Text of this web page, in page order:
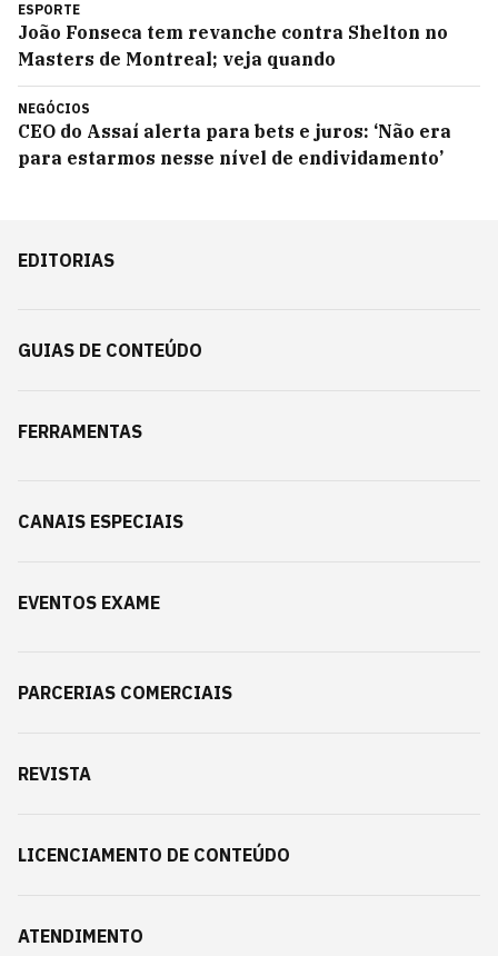
ESPORTE
João Fonseca tem revanche contra Shelton no
Masters de Montreal; veja quando
NEGÓCIOS
CEO do Assaí alerta para bets e juros: ‘Não era
para estarmos nesse nível de endividamento’
EDITORIAS
GUIAS DE CONTEÚDO
FERRAMENTAS
CANAIS ESPECIAIS
EVENTOS EXAME
PARCERIAS COMERCIAIS
REVISTA
LICENCIAMENTO DE CONTEÚDO
ATENDIMENTO